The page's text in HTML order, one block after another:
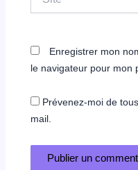
Enregistrer mon
le navigateur pour mon
Prévenez-moi de
mail.